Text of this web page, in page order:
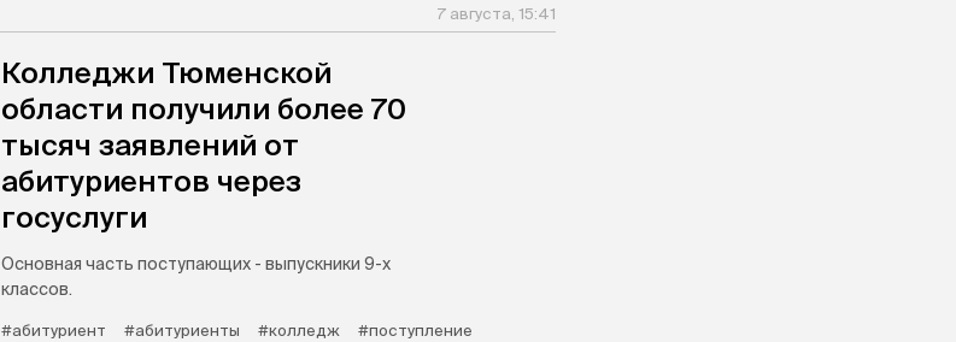
7 августа, 15:41
Колледжи Тюменской
области получили более 70
тысяч заявлений от
абитуриентов через
госуслуги
Основная часть поступающих - выпускники 9-х
классов.
#абитуриент #абитуриенты #колледж
#поступление